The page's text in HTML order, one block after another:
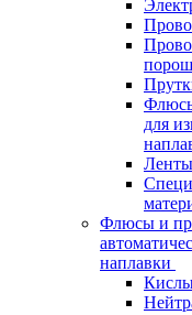
для
Флюсы и
наплавки